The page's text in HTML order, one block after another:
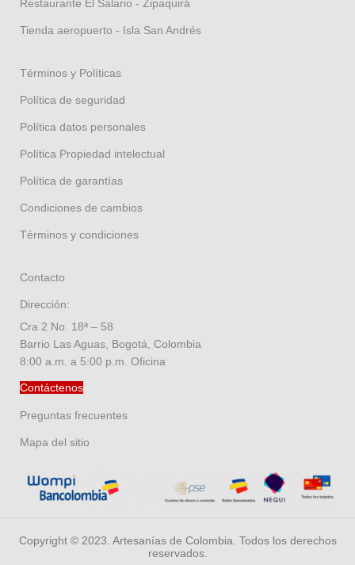
Restaurante El Salario - Zipaquirá
Tienda aeropuerto - Isla San Andrés
Términos y Políticas
Política de seguridad
Política datos personales
Política Propiedad intelectual
Política de garantías
Condiciones de cambios
Términos y condiciones
Contacto
Dirección:
Cra 2 No. 18ª – 58
Barrio Las Aguas, Bogotá, Colombia
8:00 a.m. a 5:00 p.m. Oficina
Contáctenos
Preguntas frecuentes
Mapa del sitio
Copyright © 2023. Artesanías de Colombia. Todos los derechos
reservados.